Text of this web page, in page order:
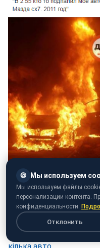
Скріншот поста
Раніше
кілька авто
🍪 Мы используем
Мы используем файлы
персонализации контента.
конфиденциальности.
Отклонить